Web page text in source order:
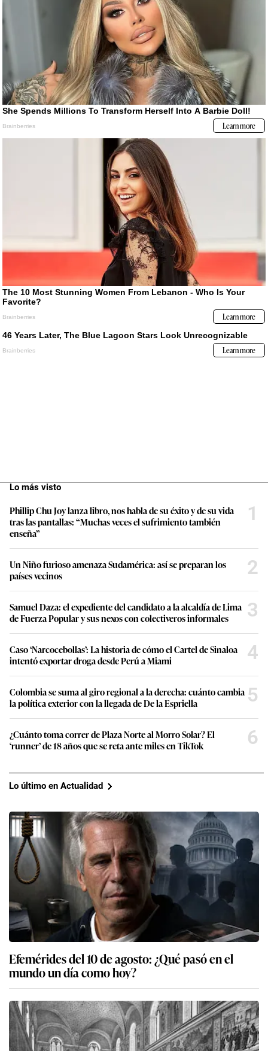
Lo más visto
Phillip Chu Joy lanza libro, nos habla de su éxito y de su vida
tras las pantallas: “Muchas veces el sufrimiento también
enseña”
1
Un Niño furioso amenaza Sudamérica: así se preparan los
países vecinos
2
Samuel Daza: el expediente del candidato a la alcaldía de Lima
de Fuerza Popular y sus nexos con colectiveros informales
3
Caso ‘Narcocebollas’: La historia de cómo el Cartel de Sinaloa
intentó exportar droga desde Perú a Miami
4
Colombia se suma al giro regional a la derecha: cuánto cambia
la política exterior con la llegada de De la Espriella
5
¿Cuánto toma correr de Plaza Norte al Morro Solar? El
‘runner’ de 18 años que se reta ante miles en TikTok
6
Lo último en Actualidad
Efemérides del 10 de agosto: ¿Qué pasó en el
mundo un día como hoy?